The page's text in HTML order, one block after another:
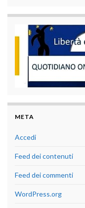
META
Accedi
Feed dei contenuti
Feed dei commenti
WordPress.org